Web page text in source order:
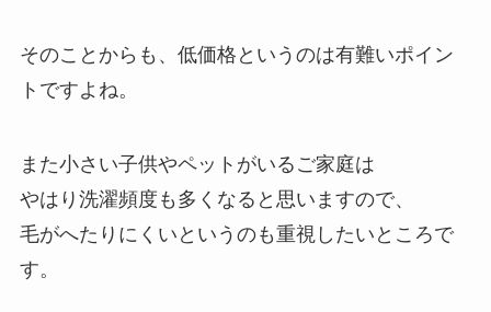
そのことからも、低価格というのは有難いポイン
トですよね。
また小さい子供やペットがいるご家庭は
やはり洗濯頻度も多くなると思いますので、
毛がへたりにくいというのも重視したいところで
す。